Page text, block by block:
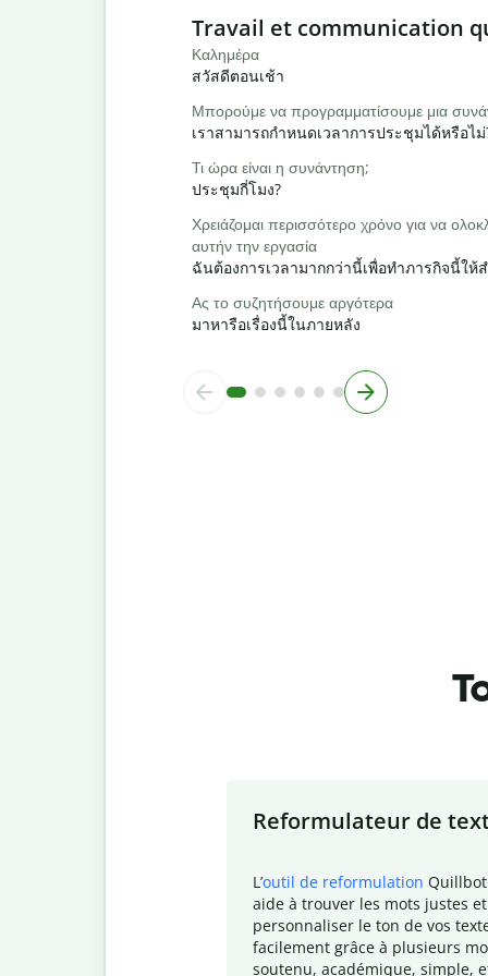
Slide 1 of 6
Travail et communication
Καλημέρα
สวัสดีตอนเช้า
Μπορούμε να προγραμματίσουμε μια
เราสามารถกำหนดเวลาการประชุมได้หรือไม่
Τι ώρα είναι η συνάντηση;
ประชุมกี่โมง?
Χρειάζομαι περισσότερο χρόνο για να
αυτήν την εργασία
ฉันต้องการเวลามากกว่านี้เพื่อทำภารกิจนี้ให้
Ας το συζητήσουμε αργότερα
มาหารือเรื่องนี้ในภายหลัง
Reformulateur de
L ’outil de reformulation
aide à trouver les mots justes
personnaliser le ton de vos
facilement grâce à plusieurs
soutenu, académique, simple,